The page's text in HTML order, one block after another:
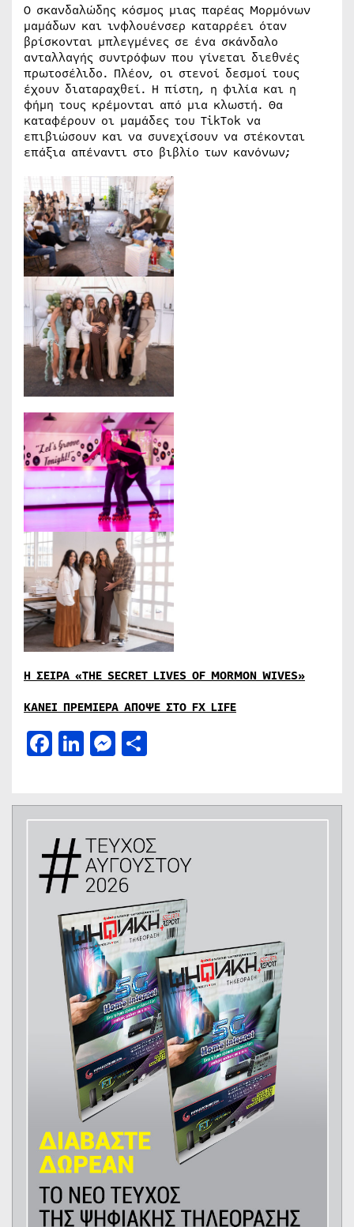
Ο σκανδαλώδης κόσμος μιας παρέας Μορμόνων
μαμάδων και ινφλουένσερ καταρρέει όταν
βρίσκονται μπλεγμένες σε ένα σκάνδαλο
ανταλλαγής συντρόφων που γίνεται διεθνές
πρωτοσέλιδο. Πλέον, οι στενοί δεσμοί τους
έχουν διαταραχθεί. Η πίστη, η φιλία και η
φήμη τους κρέμονται από μια κλωστή. Θα
καταφέρουν οι μαμάδες του TikTok να
επιβιώσουν και να συνεχίσουν να στέκονται
επάξια απέναντι στο βιβλίο των κανόνων;
Η ΣΕΙΡΑ «THE SECRET LIVES OF MORMON WIVES»
ΚΑΝΕΙ ΠΡΕΜΙΕΡΑ ΑΠΟΨΕ ΣΤΟ FX LIFE
Facebook
LinkedIn
Messenger